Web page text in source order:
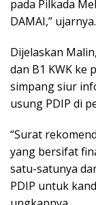
pada Pilkada
DAMAI,” ujarnya.
Dijelaskan
dan B1 KWK ke
simpang siur
usung PDIP di
“Surat
yang bersifat
satu-satunya
PDIP untuk